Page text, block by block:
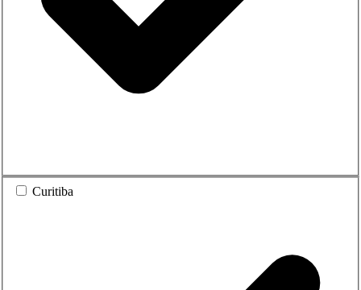
Curitiba